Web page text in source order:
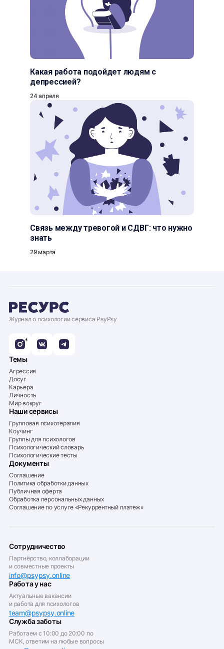
Какая работа подойдет людям с
депрессией?
24 апреля
Связь между тревогой и СДВГ: что нужно
знать
29 марта
Журнал о психологии сервиса PsyPsy
*
Темы
Агрессия
Досуг
Карьера
Личность
Мир вокруг
Наши сервисы
Групповая психотерапия
Коучинг
Группы для психологов
Психологический словарь
Психологические тесты
Документы
Соглашение
Политика обработки данных
Публичная оферта
Обработка персональных данных
Соглашение по услуге «Рекуррентный платеж»
Сотрудничество
Партнёрство, коллаборации
и совместные проекты
info@psypsy.online
Работа у нас
Актуальные вакансии
и работа для психологов
team@psypsy.online
Служба заботы
Работаем с 10:00 до 20:00 по
МСК, ответим на любые вопросы